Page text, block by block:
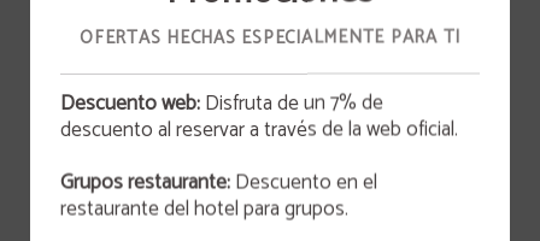
OFERTAS HECHAS ESPECIALMENTE PARA TI
Descuento web:Disfruta de un 7% de
descuento al reservar a través de la web oficial.
Grupos restaurante:Descuento en el
restaurante del hotel para grupos.
San Valentín 2026